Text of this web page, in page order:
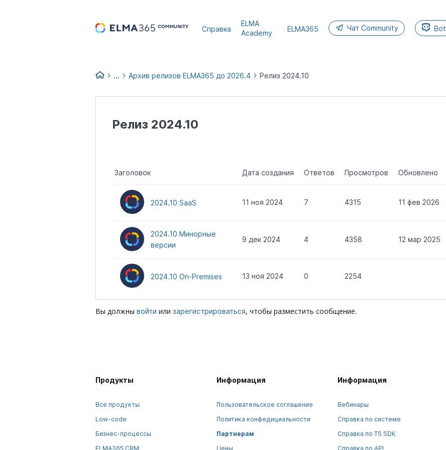
Справка
ELMA
Academy
ELMA365 Чат Community Bot
... Архив релизов ELMA365 до 2026.4 Релиз 2024.10
Релиз 2024.10
Заголовок Дата создания Ответов Просмотров Обновлено
2024.10 SaaS 11 ноя 2024 7 4315 11 фев 2026
2024.10 Минорные
версии
9 дек 2024 4 4358 12 мар 2025
2024.10 On-Premises 13 ноя 2024 0 2254
Вы должны войти или зарегистрироваться, чтобы разместить сообщение.
Продукты
Все продукты
Low-code
Бизнес-процессы
ELMA365 CRM
Информация
Пользовательское соглашение
Политика конфедициальности
Партнерам
Цены
Информация
Вебинары
Справка по системе
Справка по TS SDK
Справка по API